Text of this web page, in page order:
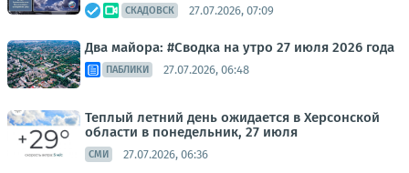
СКАДОВСК 27.07.2026, 07:09
Два майора: #Сводка на утро 27 июля 2026 года
ПАБЛИКИ 27.07.2026, 06:48
Теплый летний день ожидается в Херсонской
области в понедельник, 27 июля
СМИ 27.07.2026, 06:36